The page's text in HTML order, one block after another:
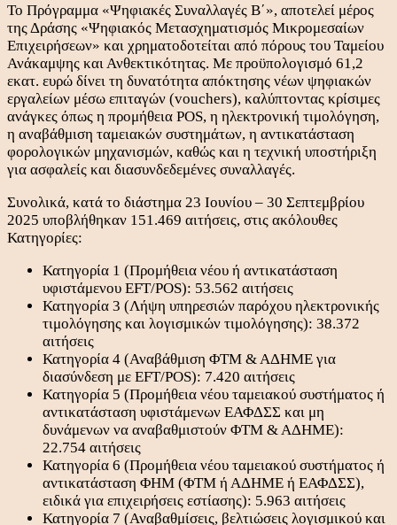
Το Πρόγραμμα «Ψηφιακές Συναλλαγές Β΄», αποτελεί μέρος
της Δράσης «Ψηφιακός Μετασχηματισμός Μικρομεσαίων
Επιχειρήσεων» και χρηματοδοτείται από πόρους του Ταμείου
Ανάκαμψης και Ανθεκτικότητας. Με προϋπολογισμό 61,2
εκατ. ευρώ δίνει τη δυνατότητα απόκτησης νέων ψηφιακών
εργαλείων μέσω επιταγών (vouchers), καλύπτοντας κρίσιμες
ανάγκες όπως η προμήθεια POS, η ηλεκτρονική τιμολόγηση,
η αναβάθμιση ταμειακών συστημάτων, η αντικατάσταση
φορολογικών μηχανισμών, καθώς και η τεχνική υποστήριξη
για ασφαλείς και διασυνδεδεμένες συναλλαγές.
Συνολικά, κατά το διάστημα 23 Ιουνίου – 30 Σεπτεμβρίου
2025 υποβλήθηκαν 151.469 αιτήσεις, στις ακόλουθες
Κατηγορίες:
Κατηγορία 1 (Προμήθεια νέου ή αντικατάσταση
υφιστάμενου EFT/POS): 53.562 αιτήσεις
Κατηγορία 3 (Λήψη υπηρεσιών παρόχου ηλεκτρονικής
τιμολόγησης και λογισμικών τιμολόγησης): 38.372
αιτήσεις
Κατηγορία 4 (Αναβάθμιση ΦΤΜ & ΑΔΗΜΕ για
διασύνδεση με EFT/POS): 7.420 αιτήσεις
Κατηγορία 5 (Προμήθεια νέου ταμειακού συστήματος ή
αντικατάσταση υφιστάμενων ΕΑΦΔΣΣ και μη
δυνάμενων να αναβαθμιστούν ΦΤΜ & ΑΔΗΜΕ):
22.754 αιτήσεις
Κατηγορία 6 (Προμήθεια νέου ταμειακού συστήματος ή
αντικατάσταση ΦΗΜ (ΦΤΜ ή ΑΔΗΜΕ ή ΕΑΦΔΣΣ),
ειδικά για επιχειρήσεις εστίασης): 5.963 αιτήσεις
Κατηγορία 7 (Αναβαθμίσεις, βελτιώσεις λογισμικού και